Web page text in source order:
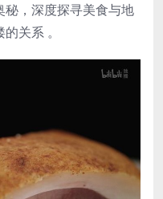
，深度探寻美食与地
关系 。